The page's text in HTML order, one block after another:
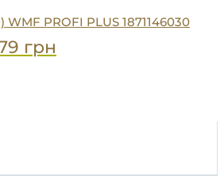
PROFI PLUS 1871146030
грн